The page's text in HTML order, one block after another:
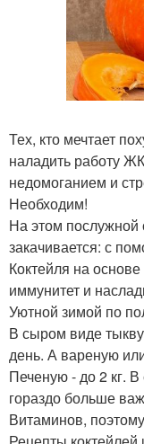
Тех, кто мечтает
наладить работу
недомоганием и
Необходим!
На этом послужной
закачивается: с
Коктейля на
иммунитет и
Уютной зимой по
В сыром виде
день. А вареную
Печеную - до 2 кг.
гораздо больше
Витаминов,